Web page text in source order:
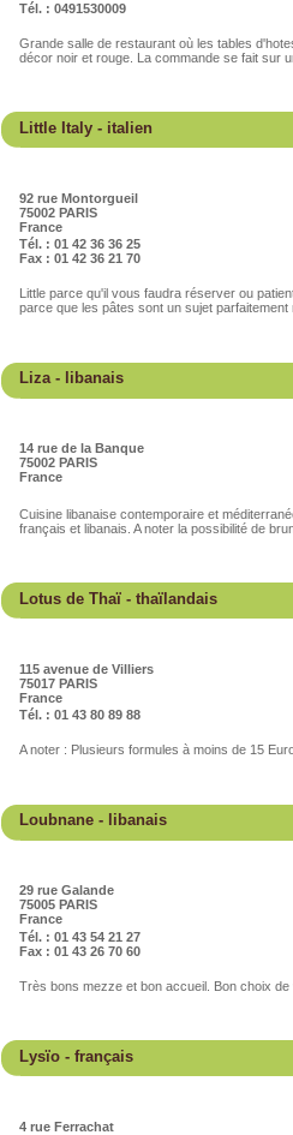
Tél. : 0491530009
Grande salle de restaurant où les tables
décor noir et rouge. La commande se fait sur
Little Italy - italien
92 rue Montorgueil
75002 PARIS
France
Tél. : 01 42 36 36 25
Fax : 01 42 36 21 70
Little parce qu'il vous faudra réserver ou
parce que les pâtes sont un sujet
Liza- libanais
14 rue de la Banque
75002 PARIS
France
Cuisine libanaise contemporaire et
français et libanais. A noter la possibilité de
Lotus de Thaï - thaïlandais
115 avenue de Villiers
75017 PARIS
France
Tél. : 01 43 80 89 88
A noter : Plusieurs formules à moins de 15
Loubnane - libanais
29 rue Galande
75005 PARIS
France
Tél. : 01 43 54 21 27
Fax : 01 43 26 70 60
Très bons mezze et bon accueil. Bon choix de
Lysïo - français
4 rue Ferrachat